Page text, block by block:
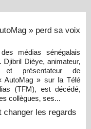
» perd sa voix
médias sénégalais
Djibril Dièye, animateur,
et présentateur de
AutoMag » sur la Télé
(TFM), est décédé,
collègues, ses...
changer les regards